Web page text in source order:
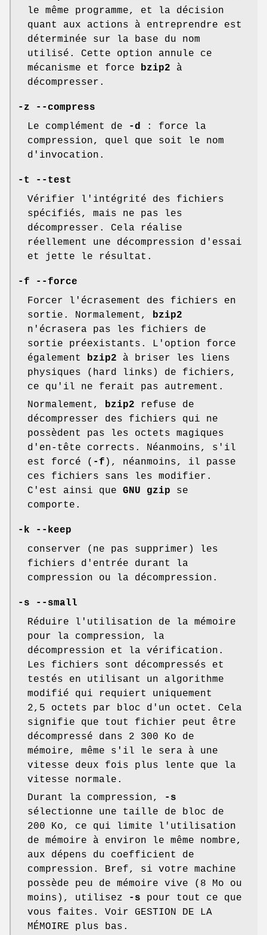
le même programme, et la décision
quant aux actions à entreprendre est
déterminée sur la base du nom
utilisé. Cette option annule ce
mécanisme et force bzip2 à
décompresser.
-z --compress
Le complément de
-d : force la
compression, quel que soit le nom
d'invocation.
-t --test
Vérifier l'intégrité des fichiers
spécifiés, mais ne pas les
décompresser. Cela réalise
réellement une décompression d'essai
et jette le résultat.
-f --force
Forcer l'écrasement des fichiers en
sortie. Normalement, bzip2
n'écrasera pas les fichiers de
sortie préexistants. L'option force
également bzip2 à briser les liens
physiques (hard links) de fichiers,
ce qu'il ne ferait pas autrement.
Normalement, bzip2 refuse de
décompresser des fichiers qui ne
possèdent pas les octets magiques
d'en-tête corrects. Néanmoins, s'il
est forcé ( -f ), néanmoins, il passe
ces fichiers sans les modifier.
C'est ainsi que GNU gzip se
comporte.
-k --keep
conserver (ne pas supprimer) les
fichiers d'entrée durant la
compression ou la décompression.
-s --small
Réduire l'utilisation de la mémoire
pour la compression, la
décompression et la vérification.
Les fichiers sont décompressés et
testés en utilisant un algorithme
modifié qui requiert uniquement
2,5 octets par bloc d'un octet. Cela
signifie que tout fichier peut être
décompressé dans 2 300 Ko de
mémoire, même s'il le sera à une
vitesse deux fois plus lente que la
vitesse normale.
Durant la compression,
-s
sélectionne une taille de bloc de
200 Ko, ce qui limite l'utilisation
de mémoire à environ le même nombre,
aux dépens du coefficient de
compression. Bref, si votre machine
possède peu de mémoire vive (8 Mo ou
moins), utilisez
-s pour tout ce que
vous faites. Voir GESTION DE LA
MÉMOIRE plus bas.